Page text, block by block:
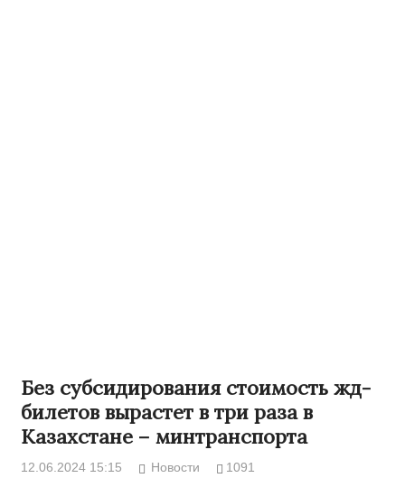
Без субсидирования стоимость жд-
билетов вырастет в три раза в
Казахстане – минтранспорта
12.06.2024 15:15 Новости 1091